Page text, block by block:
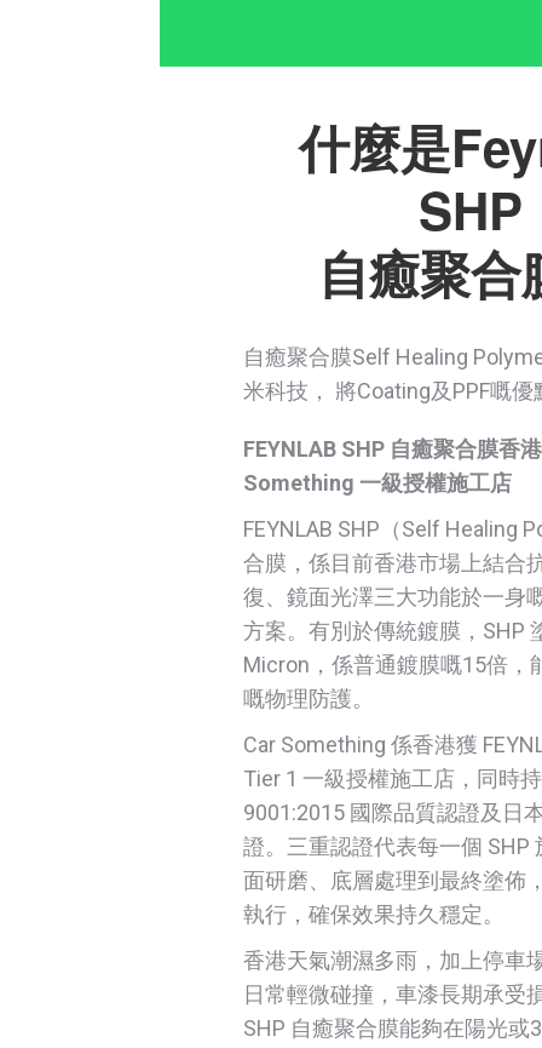
什麼是
SHP
自癒聚合
自癒聚合膜Self Healing
米科技， 將Coating及PPF嘅
FEYNLAB SHP 自癒聚合膜香
Something 一級授權施工店
FEYNLAB SHP（Self Healing
合膜，係目前香港市場上結合
復、鏡面光澤三大功能於一身
方案。有別於傳統鍍膜，SHP
Micron，係普通鍍膜嘅15倍，
嘅物理防護。
Car Something 係香港獲
Tier 1 一級授權施工店，同時
9001:2015 國際品質認證及日
證。三重認證代表每一個 SHP
面研磨、底層處理到最終塗佈
執行，確保效果持久穩定。
香港天氣潮濕多雨，加上停車
日常輕微碰撞，車漆長期承受
SHP 自癒聚合膜能夠在陽光或